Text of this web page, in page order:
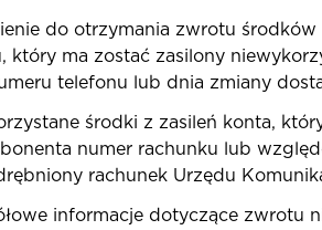
do otrzymania zwrotu
który ma zostać zasilony
telefonu lub dnia zmiany
środki z zasileń konta,
numer rachunku lub
rachunek Urzędu
informacje dotyczące zwrotu